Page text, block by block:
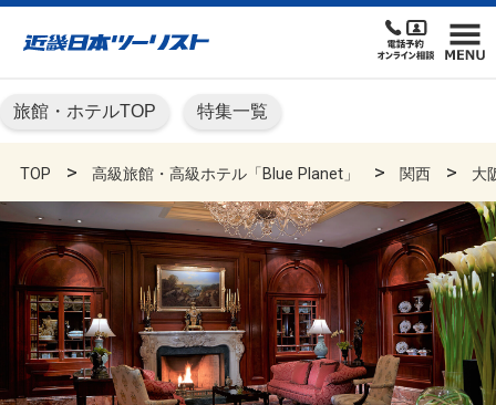
旅館・ホテルTOP 特集一覧
TOP 高級旅館・高級ホテル「Blue Planet」 関西 大